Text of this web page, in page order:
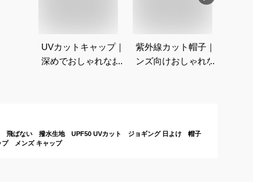
UVカットキャップ｜
深めでおしゃれなおす
紫外線カット帽子｜メ
ンズ向けおしゃれなお
飛ばない 撥水生地 UPF50 UVカット ジョギング 日よけ 帽子
メンズ キャップ